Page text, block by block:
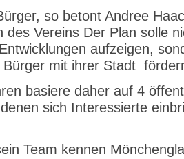
so betont Andree
des Vereins Der Plan solle
aufzeigen,
Bürger mit ihrer Stadt
basiere daher auf 4
sich Interessierte
Team kennen